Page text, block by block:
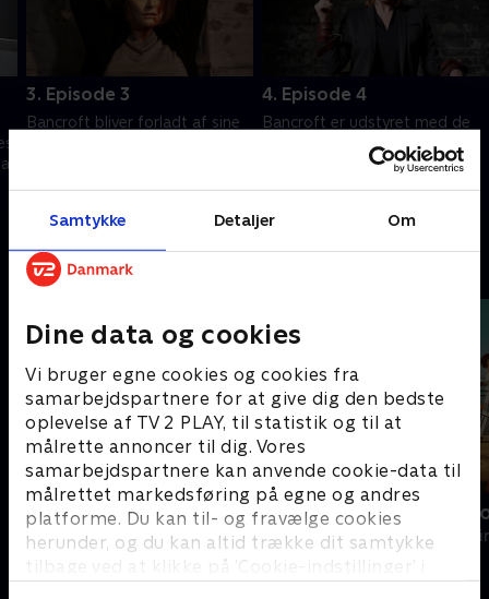
Samtykke Detaljer Om
Dine data og cookies
Vi bruger egne cookies og cookies fra
samarbejdspartnere for at give dig den bedste
oplevelse af TV 2 PLAY, til statistik og til at
målrette annoncer til dig. Vores
samarbejdspartnere kan anvende cookie-data til
målrettet markedsføring på egne og andres
platforme. Du kan til- og fravælge cookies
herunder, og du kan altid trække dit samtykke
tilbage ved at klikke på ’Cookie-indstillinger’ i
3. Episode 3
Bancroft bliver forladt af sine
5. marts 2025 • 44 min
4. Episode 4
Bancroft er udstyret med de
nødvendige oplysninger til at
opklare sagen og fast
5. marts 2025 • 45 min
Andre så også
Mord på Mallorca
Krimi & Spænding • 2 sæsoner
Smag for
Krimi &